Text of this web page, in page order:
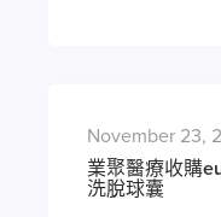
November 23,
業聚醫療收購
洗脫球囊